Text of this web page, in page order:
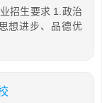
招生要求 1.政治
想进步、品德优